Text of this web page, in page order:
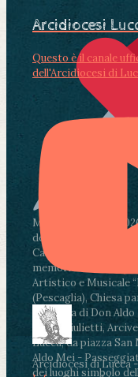
Martedì 4
dell’Infanzia don
Castracani 435 -
memoria di don
Artistico e Musicale
(Pescaglia), Chiesa
memoria di Don
Paolo Giulietti,
Lucca, da piazza
Aldo Mei -
dei luoghi simbolo
Arcidiocesi
Questo è il canale
dell'Arcidiocesi di
Arcidiocesi di Lucca